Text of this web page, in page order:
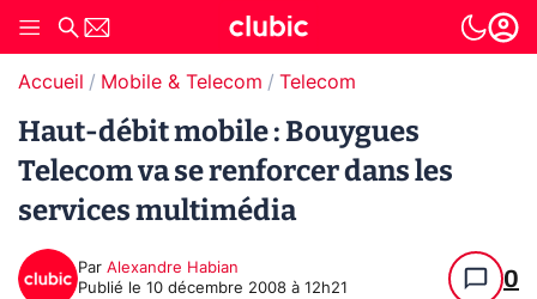
Accueil Mobile & Telecom Telecom
Haut-débit mobile : Bouygues
Telecom va se renforcer dans les
services multimédia
Par Alexandre Habian
Publié le 10 décembre 2008 à 12h21 0